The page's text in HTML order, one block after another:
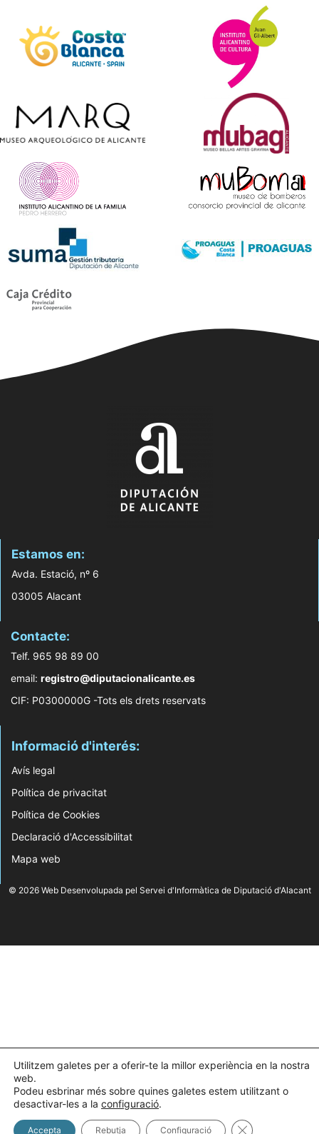
Estamos en:
Avda. Estació, nº 6
03005 Alacant
Contacte:
Telf. 965 98 89 00
email: registro@diputacionalicante.es
CIF: P0300000G -Tots els drets reservats
Informació d'interés:
Avís legal
Política de privacitat
Política de Cookies
Declaració d'Accessibilitat
Mapa web
© 2026 Web Desenvolupada pel Servei d'Informàtica de Diputació d'Alacant
Utilitzem galetes per a oferir-te la millor experiència en la nostra
web.
Podeu esbrinar més sobre quines galetes estem utilitzant o
desactivar-les a la configuració.
Accepta Rebutja Configuració Tanca el bàner